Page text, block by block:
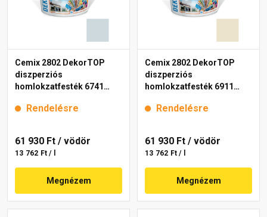
Cemix 2802 DekorTOP
diszperziós
homlokzatfesték 6741
Rendelésre
61 930 Ft / vödör
13 762 Ft / l
Megnézem
Cemix 2802 DekorTOP
diszperziós
homlokzatfesték 6911
Rendelésre
61 930 Ft / vödör
13 762 Ft / l
Megnézem